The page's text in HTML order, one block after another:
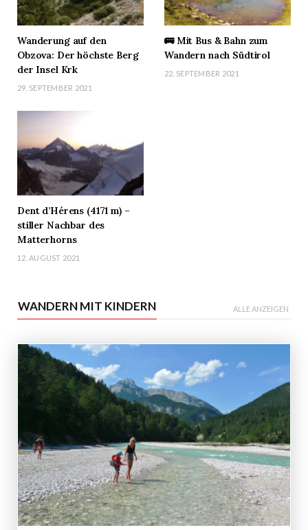
Wanderung auf den
Obzova: Der höchste Berg
der Insel Krk
29. SEPTEMBER 2021
🚌 Mit Bus & Bahn zum
Wandern nach Südtirol
22. SEPTEMBER 2021
Dent d’Hérens (4171 m) –
stiller Nachbar des
Matterhorns
12. AUGUST 2021
WANDERN MIT KINDERN ALLE ANZEIGEN